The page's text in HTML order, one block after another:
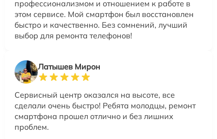
профессионализмом и отношением к работе в
этом сервисе. Мой смартфон был восстановлен
быстро и качественно. Без сомнений, лучший
выбор для ремонта телефонов!
Латышев Мирон
Сервисный центр оказался на высоте, все
сделали очень быстро! Ребята молодцы, ремонт
смартфона прошел отлично и без лишних
проблем.